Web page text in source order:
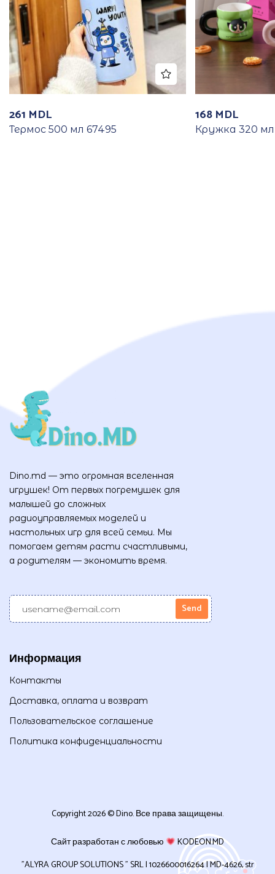
261 MDL
Термос 500 мл 67495
168 MDL
Кружка 320 мл
Dino.md — это огромная вселенная
игрушек! От первых погремушек для
малышей до сложных
радиоуправляемых моделей и
настольных игр для всей семьи. Мы
помогаем детям расти счастливыми,
а родителям — экономить время.
Информация
Контакты
Доставка, оплата и возврат
Пользовательское соглашение
Политика конфиденциальности
Copyright 2026 © Dino. Все права защищены.
Сайт разработан с любовью
KODEON.MD
”ALYRA GROUP SOLUTIONS ” SRL | 1026600016264 | MD-4626, str